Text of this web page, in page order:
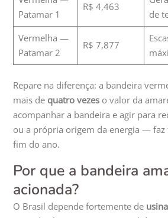
Patamar 1
R$ 4,463
de
Vermelha —
Patamar 2
R$ 7,877
Repare na diferença: a bandeira
mais de quatro vezes o valor da
acompanhar a bandeira e agir para
ou a própria origem da energia — faz
fim do ano.
Por que a bandeira
acionada?
O Brasil depende fortemente de